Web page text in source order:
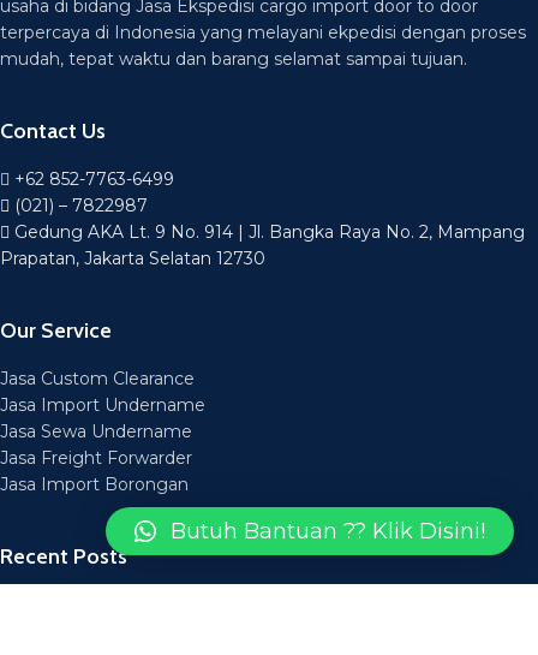
usaha di bidang Jasa Ekspedisi cargo import door to door
terpercaya di Indonesia yang melayani ekpedisi dengan proses
mudah, tepat waktu dan barang selamat sampai tujuan.
Contact Us
+62 852-7763-6499
(021) – 7822987
Gedung AKA Lt. 9 No. 914 | Jl. Bangka Raya No. 2, Mampang
Prapatan, Jakarta Selatan 12730
Our Service
Jasa Custom Clearance
Jasa Import Undername
Jasa Sewa Undername
Jasa Freight Forwarder
Jasa Import Borongan
Recent Posts
Butuh Bantuan ?? Klik Disini!